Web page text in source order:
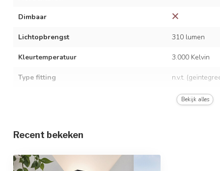
Dimbaar
Lichtopbrengst 310 lumen
Kleurtemperatuur 3.000 Kelvin
Type fitting n.v.t.
11 watt
Frequentie
Stralingshoek
Bekijk alles
Recent bekeken